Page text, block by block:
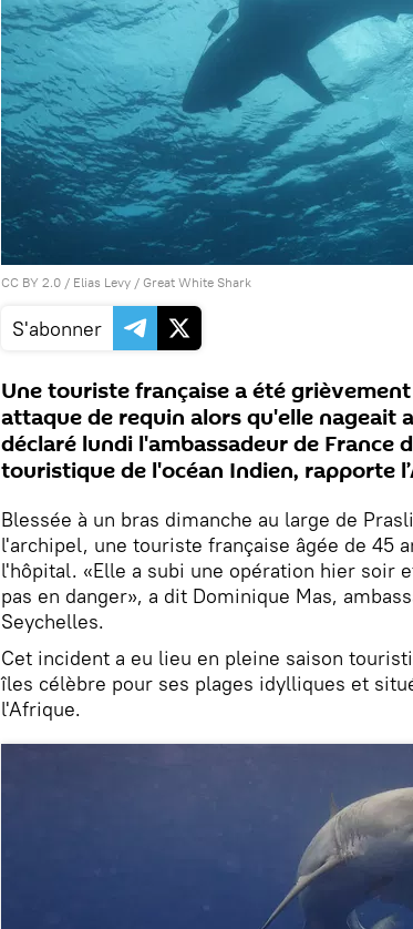
CC BY 2.0 / Elias Levy / Great White Shark
S'abonner
Une touriste française a été
attaque de requin alors qu'elle nageait
déclaré lundi l'ambassadeur de France
touristique de l'océan Indien, rapporte
Blessée à un bras dimanche au large de
l'archipel, une touriste française âgée de 45
l'hôpital. «Elle a subi une opération hier soir
pas en danger», a dit Dominique Mas,
Seychelles.
Cet incident a eu lieu en pleine saison
îles célèbre pour ses plages idylliques et
l'Afrique.